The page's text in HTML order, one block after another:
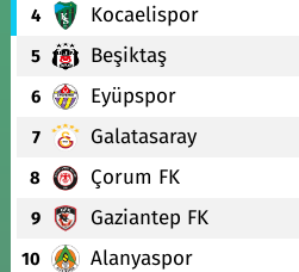
4 Kocaelispor
5 Beşiktaş
6 Eyüpspor
7 Galatasaray
8 Çorum FK
9 Gaziantep FK
10 Alanyaspor